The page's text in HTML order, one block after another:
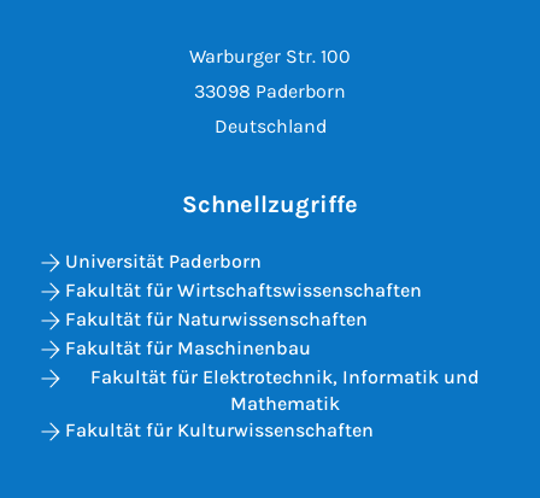
Warburger Str. 100
33098 Paderborn
Deutschland
Schnellzugriffe
Universität Paderborn
Fakultät für Wirtschaftswissenschaften
Fakultät für Naturwissenschaften
Fakultät für Maschinenbau
Fakultät für Elektrotechnik, Informatik und
Mathematik
Fakultät für Kulturwissenschaften